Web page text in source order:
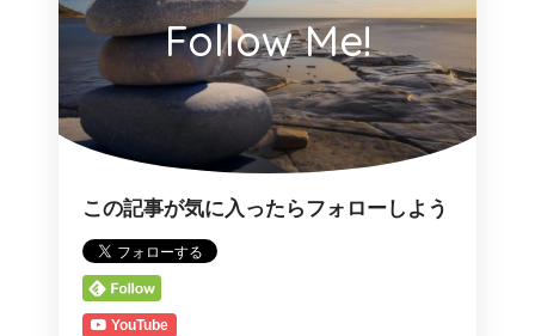
Follow Me!
この記事が気に入ったらフォローしよう
YouTube